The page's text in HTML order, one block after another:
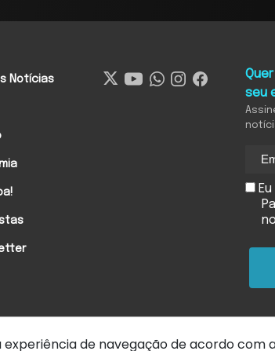
de navegação de acordo com
Notícias
seu